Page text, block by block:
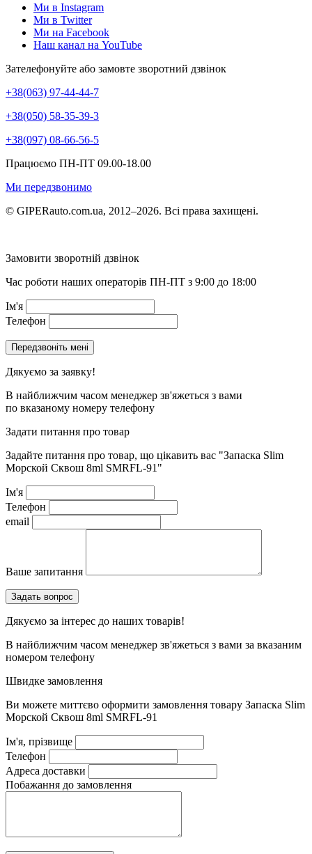
Ми в Instagram
Ми в Twitter
Ми на Facebook
Наш канал на YouTube
Зателефонуйте або замовте зворотний дзвінок
+38(063) 97-44-44-7
+38(050) 58-35-39-3
+38(097) 08-66-56-5
Працюємо ПН-ПТ 09.00-18.00
Ми передзвонимо
© GIPERauto.com.ua, 2012–2026. Всі права захищені.
Замовити зворотній дзвінок
Час роботи наших операторів ПН-ПТ з 9:00 до 18:00
Ім'я
Телефон
Дякуємо за заявку!
В найближчим часом менеджер зв'яжеться з вами
по вказаному номеру телефону
Задати питання про товар
Задайте питання про товар, що цікавить вас "Запаска Slim
Морской Сквош 8ml SMRFL-91"
Ім'я
Телефон
email
Ваше запитання
Дякуємо за інтерес до наших товарів!
В найближчим часом менеджер зв'яжеться з вами за вказаним
номером телефону
Швидке замовлення
Ви можете миттєво оформити замовлення товару Запаска Slim
Морской Сквош 8ml SMRFL-91
Ім'я, прізвище
Телефон
Адреса доставки
Побажання до замовлення